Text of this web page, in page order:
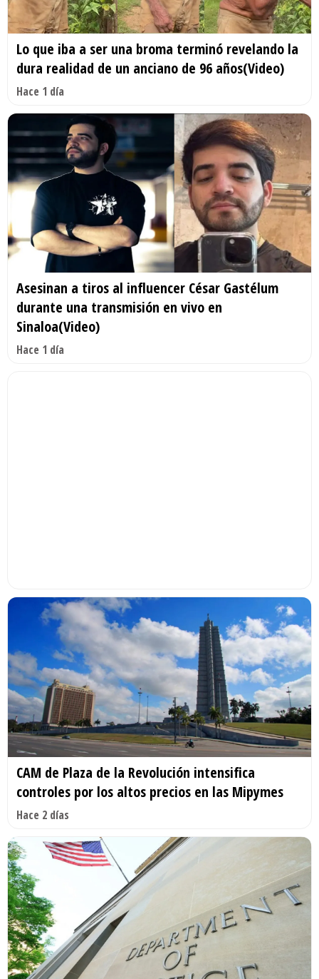
Lo que iba a ser una broma terminó revelando la
dura realidad de un anciano de 96 años(Video)
Hace 1 día
Asesinan a tiros al influencer César Gastélum
durante una transmisión en vivo en
Sinaloa(Video)
Hace 1 día
CAM de Plaza de la Revolución intensifica
controles por los altos precios en las Mipymes
Hace 2 días